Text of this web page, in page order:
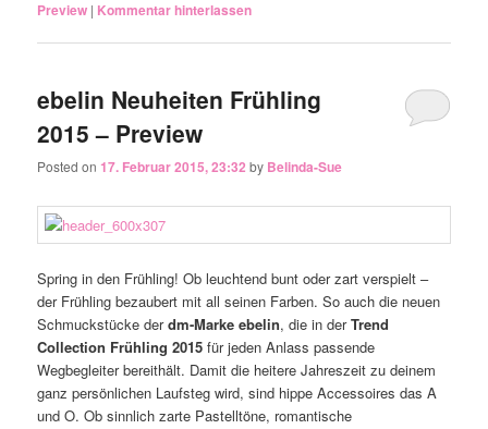
Preview | Kommentar hinterlassen
ebelin Neuheiten Frühling
2015‏ – Preview
Posted on17. Februar 2015, 23:32 by Belinda-Sue
Spring in den Frühling! Ob leuchtend bunt oder zart verspielt –
der Frühling bezaubert mit all seinen Farben. So auch die neuen
Schmuckstücke derdm-Marke ebelin, die in derTrend
Collection Frühling 2015 für jeden Anlass passende
Wegbegleiter bereithält. Damit die heitere Jahreszeit zu deinem
ganz persönlichen Laufsteg wird, sind hippe Accessoires das A
und O. Ob sinnlich zarte Pastelltöne, romantische